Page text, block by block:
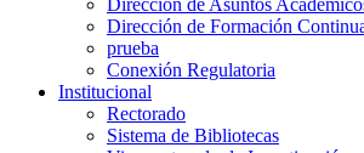
Dirección de Asuntos
Dirección de Formación
prueba
Conexión Regulatoria
Institucional
Rectorado
Sistema de Bibliotecas